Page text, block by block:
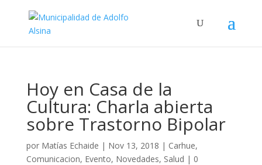
Hoy en Casa de la
Cultura: Charla abierta
sobre Trastorno Bipolar
por Matías Echaide | Nov 13, 2018 | Carhue,
Comunicacion, Evento, Novedades, Salud | 0